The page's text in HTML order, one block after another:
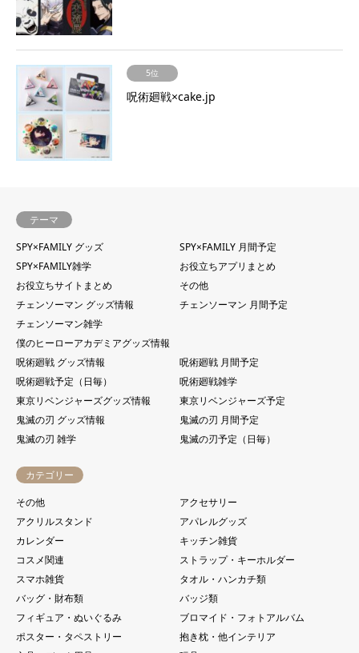
5位
呪術廻戦×cake.jp
テーマ
SPY×FAMILY グッズ
SPY×FAMILY 月間予定
SPY×FAMILY雑学
お役立ちアプリまとめ
お役立ちサイトまとめ
その他
チェンソーマン グッズ情報
チェンソーマン 月間予定
チェンソーマン雑学
僕のヒーローアカデミアグッズ情報
呪術廻戦 グッズ情報
呪術廻戦 月間予定
呪術廻戦予定（日毎）
呪術廻戦雑学
東京リベンジャーズグッズ情報
東京リベンジャーズ予定
鬼滅の刃 グッズ情報
鬼滅の刃 月間予定
鬼滅の刃 雑学
鬼滅の刃予定（日毎）
カテゴリー
その他
アクセサリー
アクリルスタンド
アパレルグッズ
カレンダー
キッチン雑貨
コスメ関連
ストラップ・キーホルダー
スマホ雑貨
タオル・ハンカチ類
バッグ・財布類
バッジ類
フィギュア・ぬいぐるみ
ブロマイド・フォトアルバム
ポスター・タペストリー
抱き枕・他インテリア